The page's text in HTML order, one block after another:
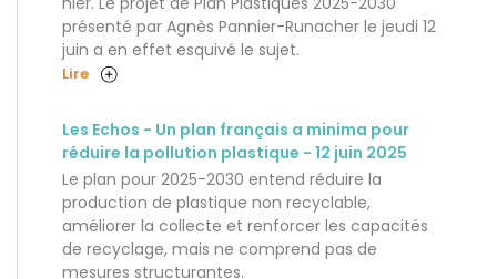
présenté par Agnès Pannier-Runacher le jeudi 12
juin a en effet esquivé le sujet.
Lire
Les Echos - Un plan français a minima pour
réduire la pollution plastique - 12 juin 2025
Le plan pour 2025-2030 entend réduire la
production de plastique non recyclable,
améliorer la collecte et renforcer les capacités
de recyclage, mais ne comprend pas de
mesures structurantes.